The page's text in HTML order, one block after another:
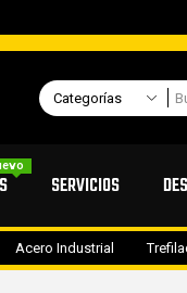
Categorías
SERVICIOS
Acero Industrial